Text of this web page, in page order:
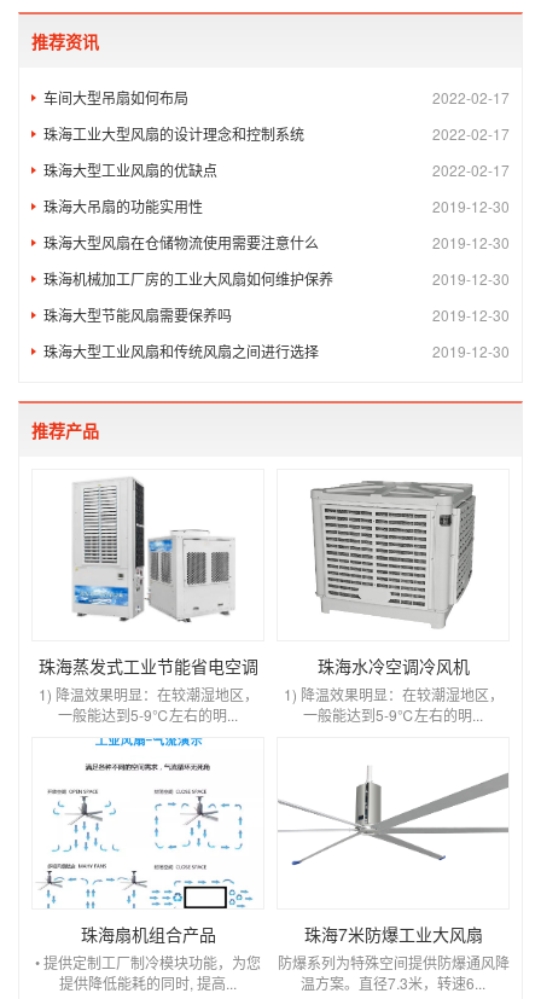
推荐资讯
2022-02-17
车间大型吊扇如何布局
2022-02-17
珠海工业大型风扇的设计理念和控制系统
2022-02-17
珠海大型工业风扇的优缺点
2019-12-30
珠海大吊扇的功能实用性
2019-12-30
珠海大型风扇在仓储物流使用需要注意什么
2019-12-30
珠海机械加工厂房的工业大风扇如何维护保养
2019-12-30
珠海大型节能风扇需要保养吗
2019-12-30
珠海大型工业风扇和传统风扇之间进行选择
推荐产品
珠海蒸发式工业节能省电空调
1) 降温效果明显：在较潮湿地区，
一般能达到5-9℃左右的明...
珠海水冷空调冷风机
1) 降温效果明显：在较潮湿地区，
一般能达到5-9℃左右的明...
珠海扇机组合产品
• 提供定制工厂制冷模块功能，为您
提供降低能耗的同时, 提高...
珠海7米防爆工业大风扇
防爆系列为特殊空间提供防爆通风降
温方案。直径7.3米，转速6...